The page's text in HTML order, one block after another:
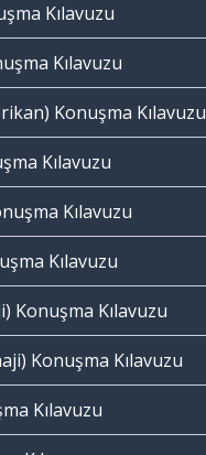
Kılavuzu
Kılavuzu
Konuşma Kılavuzu
Kılavuzu
Kılavuzu
Kılavuzu
Konuşma Kılavuzu
Konuşma Kılavuzu
Kılavuzu